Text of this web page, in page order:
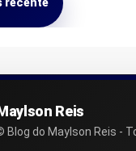
recente
Reis
Blog do Maylson Reis -